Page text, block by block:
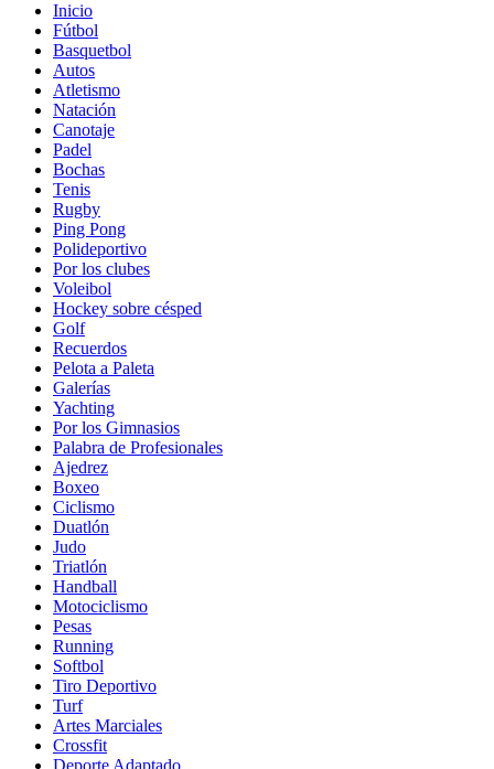
Inicio
Fútbol
Basquetbol
Autos
Atletismo
Natación
Canotaje
Padel
Bochas
Tenis
Rugby
Ping Pong
Polideportivo
Por los clubes
Voleibol
Hockey sobre césped
Golf
Recuerdos
Pelota a Paleta
Galerías
Yachting
Por los Gimnasios
Palabra de Profesionales
Ajedrez
Boxeo
Ciclismo
Duatlón
Judo
Triatlón
Handball
Motociclismo
Pesas
Running
Softbol
Tiro Deportivo
Turf
Artes Marciales
Crossfit
Deporte Adaptado